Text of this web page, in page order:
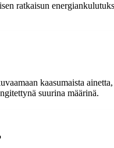
ratkaisun
kaasumaista
suurina määrinä.